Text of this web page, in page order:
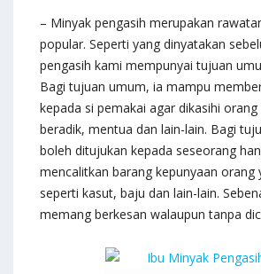
– Minyak pengasih merupakan
popular. Seperti yang dinyatakan
pengasih kami mempunyai tujuan
Bagi tujuan umum, ia mampu
kepada si pemakai agar dikasihi
beradik, mentua dan lain-lain. Bagi
boleh ditujukan kepada seseorang
mencalitkan barang kepunyaan orang
seperti kasut, baju dan lain-lain.
memang berkesan walaupun tanpa